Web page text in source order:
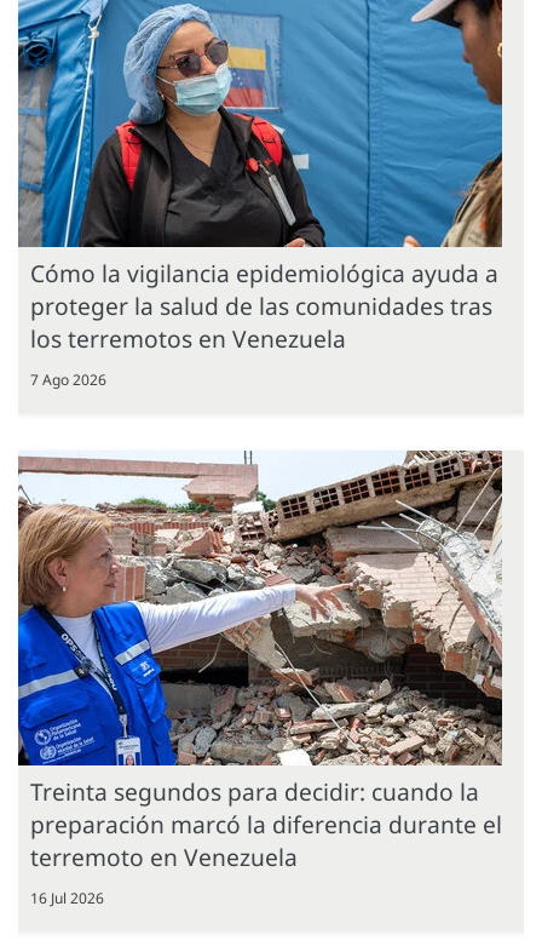
Cómo la vigilancia epidemiológica ayuda a
proteger la salud de las comunidades tras
los terremotos en Venezuela
7 Ago 2026
Treinta segundos para decidir: cuando la
preparación marcó la diferencia durante el
terremoto en Venezuela
16 Jul 2026